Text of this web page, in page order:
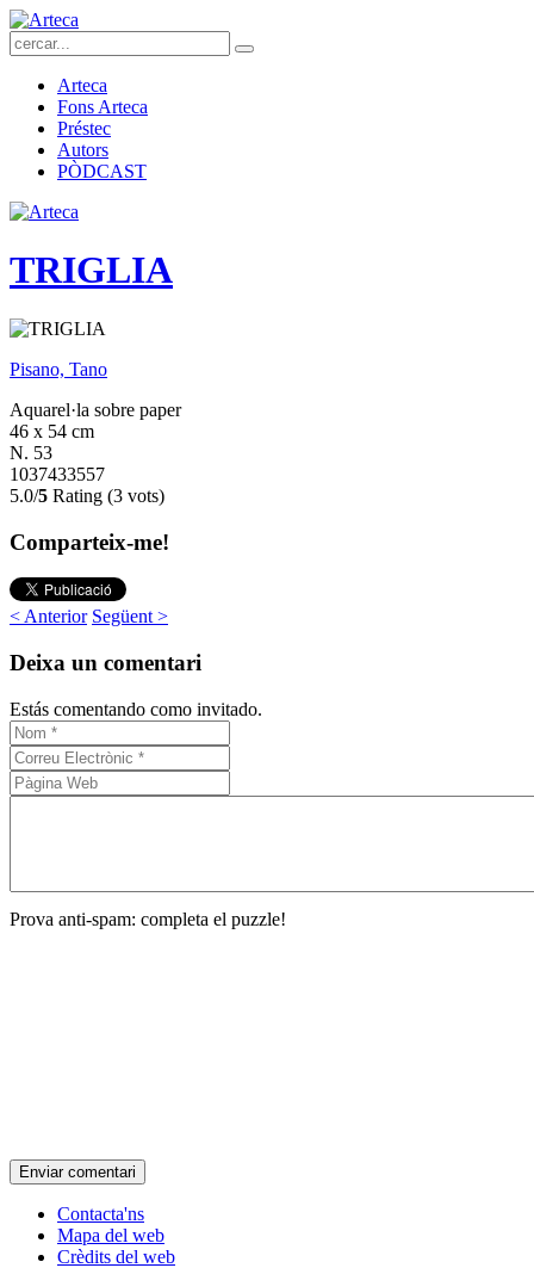
Arteca
Fons Arteca
Préstec
Autors
PÒDCAST
TRIGLIA
Pisano, Tano
Aquarel·la sobre paper
46 x 54 cm
N. 53
1037433557
5.0/5 Rating (3 vots)
Comparteix-me!
< Anterior Següent >
Deixa un comentari
Estás comentando como invitado.
Prova anti-spam: completa el puzzle!
Contacta'ns
Mapa del web
Crèdits del web